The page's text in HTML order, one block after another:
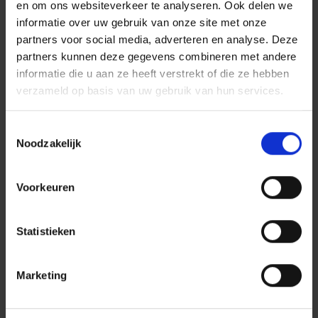
en om ons websiteverkeer te analyseren. Ook delen we
informatie over uw gebruik van onze site met onze
partners voor social media, adverteren en analyse. Deze
partners kunnen deze gegevens combineren met andere
informatie die u aan ze heeft verstrekt of die ze hebben
verzameld op basis van uw gebruik van hun services.
Noodzakelijk
Voorkeuren
Statistieken
Marketing
dijkversterkingsoperatie sinds de Deltawerken.
Minimaal 1.300 kilometer dijken en 500 sluizen en
gemalen, worden de komende dertig jaar versterkt.
Waterschap Drents Overijsselse Delta pakt hiervan
180 kilometer dijken aan, verdeeld over 18 projecten.
Zo wordt gewerkt aan een land waar het veilig
Dura Vermeer Infra
Regio Noord Oost